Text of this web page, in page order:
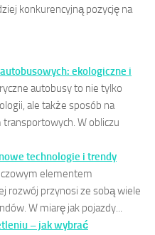
konkurencyjną pozycję na
ekologiczne i
autobusy to nie tylko
ale także sposób na
W obliczu
technologie i trendy
elementem
rozwój przynosi ze sobą wiele
W miarę jak pojazdy...
– jak wybrać